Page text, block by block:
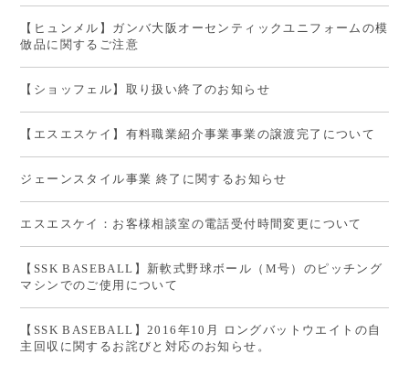
【ヒュンメル】ガンバ大阪オーセンティックユニフォームの模
倣品に関するご注意
【ショッフェル】取り扱い終了のお知らせ
【エスエスケイ】有料職業紹介事業事業の譲渡完了について
ジェーンスタイル事業 終了に関するお知らせ
エスエスケイ：お客様相談室の電話受付時間変更について
【SSK BASEBALL】新軟式野球ボール（M号）のピッチング
マシンでのご使用について
【SSK BASEBALL】2016年10月 ロングバットウエイトの自
主回収に関するお詫びと対応のお知らせ。